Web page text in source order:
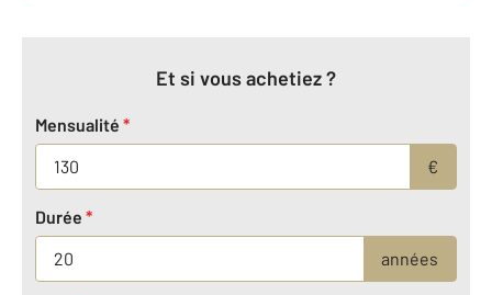
Et si vous achetiez ?
Mensualité *
€
Durée *
années